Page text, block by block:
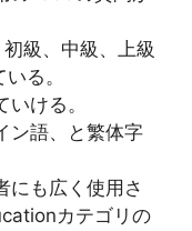
級、中級、上級
る。
ける。
ン語、と繁体字
にも広く使用さ
カテゴリの